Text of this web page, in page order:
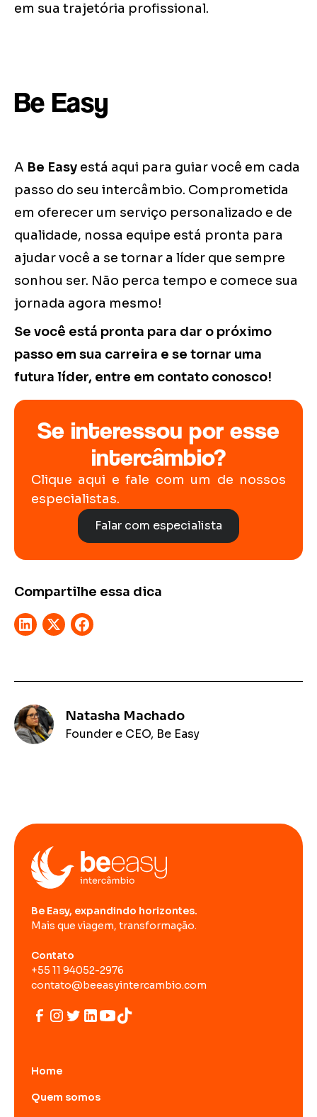
em sua trajetória profissional.
Be Easy
A Be Easy está aqui para guiar você em cada
passo do seu intercâmbio. Comprometida
em oferecer um serviço personalizado e de
qualidade, nossa equipe está pronta para
ajudar você a se tornar a líder que sempre
sonhou ser. Não perca tempo e comece sua
jornada agora mesmo!
Se você está pronta para dar o próximo
passo em sua carreira e se tornar uma
futura líder, entre em contato conosco!
Se interessou por esse
intercâmbio?
Clique aqui e fale com um de nossos
especialistas.
Falar com especialista
Compartilhe essa dica
Natasha Machado
Founder e CEO, Be Easy
Be Easy, expandindo horizontes.
Mais que viagem, transformação.
Contato
+55 11 94052-2976
contato@beeasyintercambio.com
Home
Quem somos